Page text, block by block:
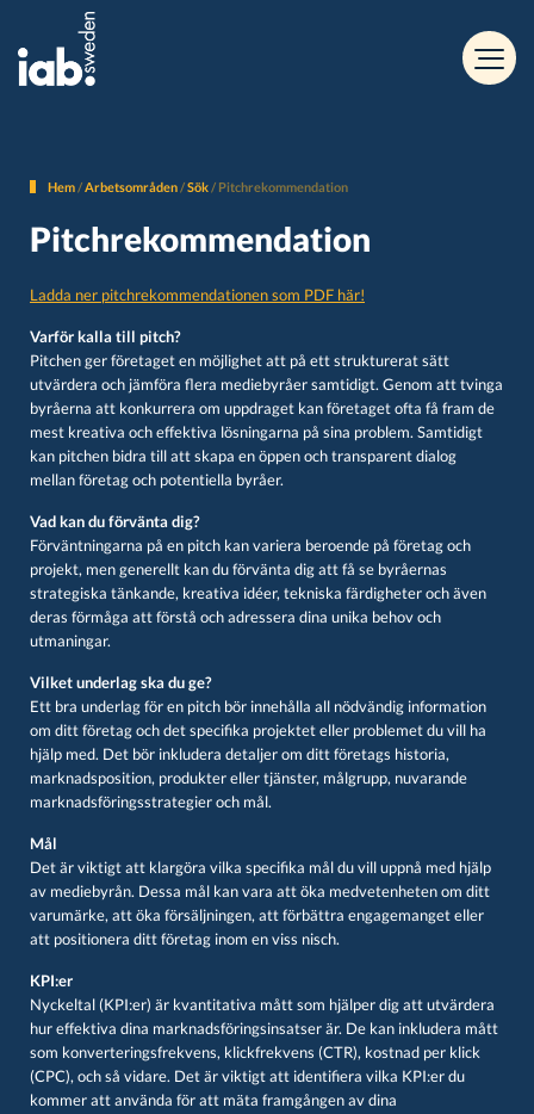
Hem/Arbetsområden/Sök/ Pitchrekommendation
Pitchrekommendation
Ladda ner pitchrekommendationen som PDF här!
Varför kalla till pitch?
Pitchen ger företaget en möjlighet att på ett strukturerat sätt
utvärdera och jämföra flera mediebyråer samtidigt. Genom att tvinga
byråerna att konkurrera om uppdraget kan företaget ofta få fram de
mest kreativa och effektiva lösningarna på sina problem. Samtidigt
kan pitchen bidra till att skapa en öppen och transparent dialog
mellan företag och potentiella byråer.
Vad kan du förvänta dig?
Förväntningarna på en pitch kan variera beroende på företag och
projekt, men generellt kan du förvänta dig att få se byråernas
strategiska tänkande, kreativa idéer, tekniska färdigheter och även
deras förmåga att förstå och adressera dina unika behov och
utmaningar.
Vilket underlag ska du ge?
Ett bra underlag för en pitch bör innehålla all nödvändig information
om ditt företag och det specifika projektet eller problemet du vill ha
hjälp med. Det bör inkludera detaljer om ditt företags historia,
marknadsposition, produkter eller tjänster, målgrupp, nuvarande
marknadsföringsstrategier och mål.
Mål
Det är viktigt att klargöra vilka specifika mål du vill uppnå med hjälp
av mediebyrån. Dessa mål kan vara att öka medvetenheten om ditt
varumärke, att öka försäljningen, att förbättra engagemanget eller
att positionera ditt företag inom en viss nisch.
KPI:er
Nyckeltal (KPI:er) är kvantitativa mått som hjälper dig att utvärdera
hur effektiva dina marknadsföringsinsatser är. De kan inkludera mått
som konverteringsfrekvens, klickfrekvens (CTR), kostnad per klick
(CPC), och så vidare. Det är viktigt att identifiera vilka KPI:er du
kommer att använda för att mäta framgången av dina